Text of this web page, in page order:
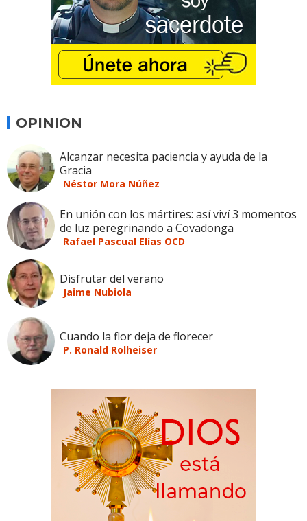
OPINION
Alcanzar necesita paciencia y ayuda de la
Gracia
Néstor Mora Núñez
En unión con los mártires: así viví 3 momentos
de luz peregrinando a Covadonga
Rafael Pascual Elías OCD
Disfrutar del verano
Jaime Nubiola
Cuando la flor deja de florecer
P. Ronald Rolheiser